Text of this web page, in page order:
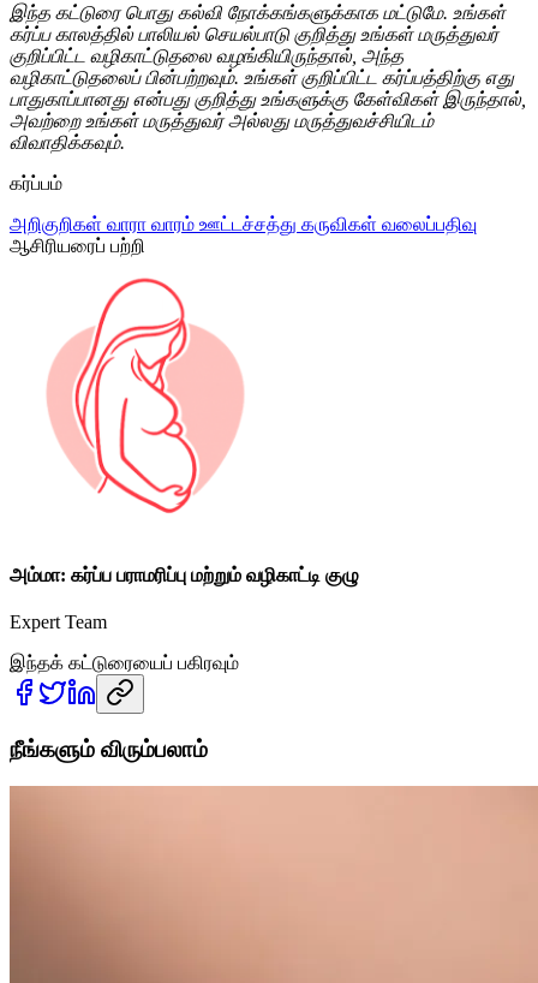
இந்த கட்டுரை பொது கல்வி நோக்கங்களுக்காக மட்டுமே. உங்கள்
கர்ப்ப காலத்தில் பாலியல் செயல்பாடு குறித்து உங்கள் மருத்துவர்
குறிப்பிட்ட வழிகாட்டுதலை வழங்கியிருந்தால், அந்த
வழிகாட்டுதலைப் பின்பற்றவும். உங்கள் குறிப்பிட்ட கர்ப்பத்திற்கு எது
பாதுகாப்பானது என்பது குறித்து உங்களுக்கு கேள்விகள் இருந்தால்,
அவற்றை உங்கள் மருத்துவர் அல்லது மருத்துவச்சியிடம்
விவாதிக்கவும்.
கர்ப்பம்
அறிகுறிகள் வாரா வாரம் ஊட்டச்சத்து கருவிகள் வலைப்பதிவு
ஆசிரியரைப் பற்றி
அம்மா: கர்ப்ப பராமரிப்பு மற்றும் வழிகாட்டி குழு
Expert Team
இந்தக் கட்டுரையைப் பகிரவும்
நீங்களும் விரும்பலாம்